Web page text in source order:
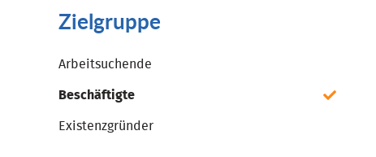
Zielgruppe
Arbeitsuchende
Beschäftigte
Existenzgründer